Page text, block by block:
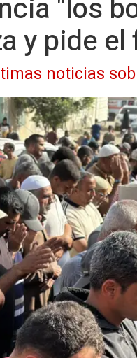
"los
y pide
noticias